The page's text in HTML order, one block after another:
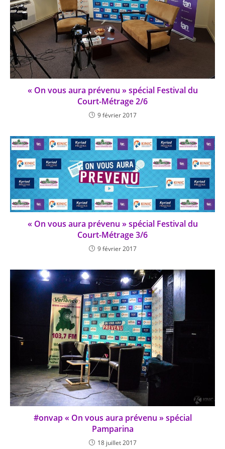
« On vous aura prévenu » spécial Festival du
Court-Métrage 2/6
9 février 2017
« On vous aura prévenu » spécial Festival du
Court-Métrage 3/6
9 février 2017
#onvap « On vous aura prévenu » spécial
Pamparina
18 juillet 2017